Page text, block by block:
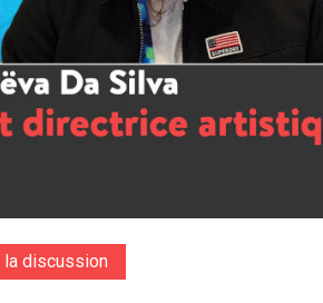
la discussion